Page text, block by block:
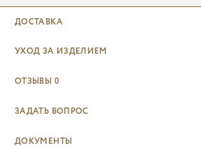
ДОСТАВКА
УХОД ЗА ИЗДЕЛИЕМ
ОТЗЫВЫ 0
ЗАДАТЬ ВОПРОС
ДОКУМЕНТЫ